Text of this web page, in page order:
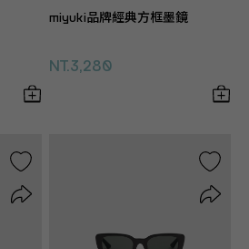
miyuki品牌經典方框墨鏡
NT.3,280